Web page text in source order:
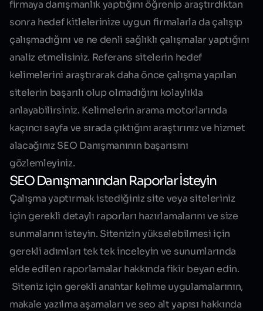
firmaya danışmanlık yaptığını öğrenip araştırdıktan
sonra hedef kitlelerinize uygun firmalarla da çalışıp
çalışmadığını ve ne denli sağlıklı çalışmalar yaptığını
analiz etmelisiniz. Referans sitelerin hedef
kelimelerini araştırarak daha önce çalışma yapılan
sitelerin başarılı olup olmadığını kolaylıkla
anlayabilirsiniz. Kelimelerin arama motorlarında
kaçıncı sayfa ve sırada çıktığını araştırınız ve hizmet
alacağınız SEO Danışmanının başarısını
gözlemleyiniz.
SEO Danışmanından Raporlar İsteyin
Çalışma yaptırmak istediğiniz site veya siteleriniz
için gerekli detaylı raporları hazırlamalarını ve size
sunmalarını isteyin. Sitenizin yükselebilmesi için
gerekli adımları tek tek inceleyin ve sunumlarında
elde edilen raporlamalar hakkında fikir beyan edin.
Siteniz için gereklianahtar kelime uygulamalarının,
makale yazılma aşamaları ve seo alt yapısı hakkında